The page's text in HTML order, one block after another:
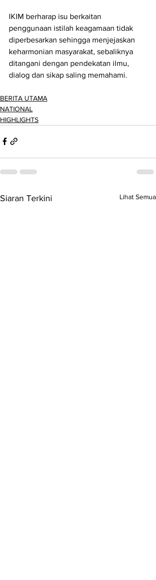
IKIM berharap isu berkaitan
penggunaan istilah keagamaan tidak
diperbesarkan sehingga menjejaskan
keharmonian masyarakat, sebaliknya
ditangani dengan pendekatan ilmu,
dialog dan sikap saling memahami.
BERITA UTAMA
NATIONAL
HIGHLIGHTS
Siaran Terkini Lihat Semua